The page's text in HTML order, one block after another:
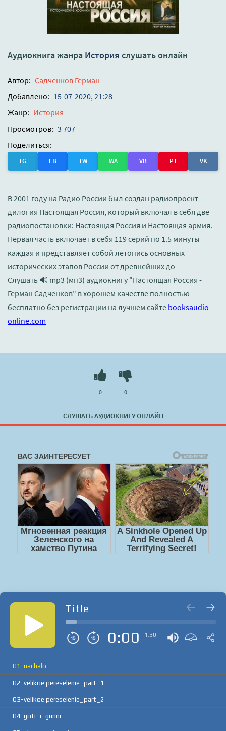
Аудиокнига жанра История слушать онлайн
Автор: Садченков Герман
Добавлено: 15-07-2020, 21:28
Жанр: История
Просмотров: 3 707
Поделиться:
TG FB TW WA VB PT VK
В 2001 году на Радио России был создан радиопроект-
дилогия Настоящая Россия, который включал в себя две
радиопостановки: Настоящая Россия и Настоящая армия.
Первая часть включает в себя 119 серий по 1.5 минуты
каждая и представляет собой летопись основных
исторических этапов России от древнейших до
Слушать 🔊 mp3 (мп3) аудиокнигу "Настоящая Россия -
Герман Садченков" в хорошем качестве полностью
бесплатно без регистрации на лучшем сайте booksaudio-
online.com
СЛУШАТЬ АУДИОКНИГУ ОНЛАЙН
0 0
Title
0:00 1:30
01-nachalo
02-velikoe pereselenie_part_1
03-velikoe pereselenie_part_2
04-goti_i_gunni